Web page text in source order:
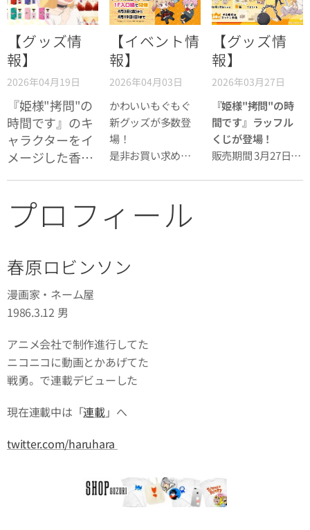
【グッズ情
報】
2026年04月19日
『姫様"拷問"の
時間です』のキ
ャラクターをイ
メージした香水
【イベント情
報】
2026年04月03日
かわいいもぐもぐ
新グッズが多数登
場！
是非お買い求めく
【グッズ情
報】
2026年03月27日
『姫様"拷問"の時
間です』ラッフル
くじが登場！
販売期間 3月27日
プロフィール
春原ロビンソン
漫画家・ネーム屋
1986.3.12 男
アニメ会社で制作進行してた
ニコニコに動画とかあげてた
戦勇。で連載デビューした
現在連載中は「連載」へ
twitter.com/haruhara